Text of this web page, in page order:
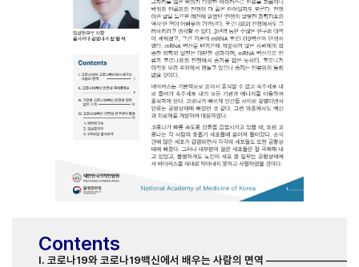
Contents
I. 코로나19와 코로나19백신에서 배우는 사람의 면역